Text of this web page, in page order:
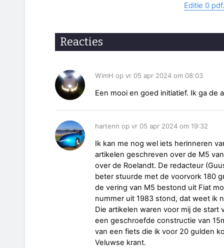
Editie 0
Reacties
WimH op vr 05 apr 2024 om 08:03
Een mooi en goed initiatief. Ik ga de
hartenn op vr 05 apr 2024 om 19:32
Ik kan me nog wel iets herinneren
artikelen geschreven over de M5
over de Roelandt. De redacteur
beter stuurde met de voorvork 180
de vering van M5 bestond uit Fiat
nummer uit 1983 stond, dat weet ik
Die artikelen waren voor mij de start
een geschroefde constructie van
van een fiets die ik voor 20 gulden
Veluwse krant.